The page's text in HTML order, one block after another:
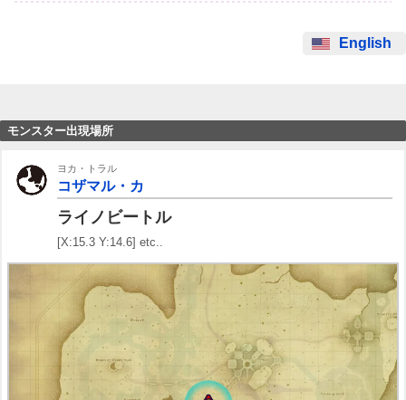
English
モンスター出現場所
ヨカ・トラル
コザマル・カ
ライノビートル
[X:15.3 Y:14.6] etc..